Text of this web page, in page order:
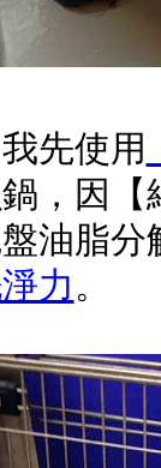
先使用
，因
油脂
力 。